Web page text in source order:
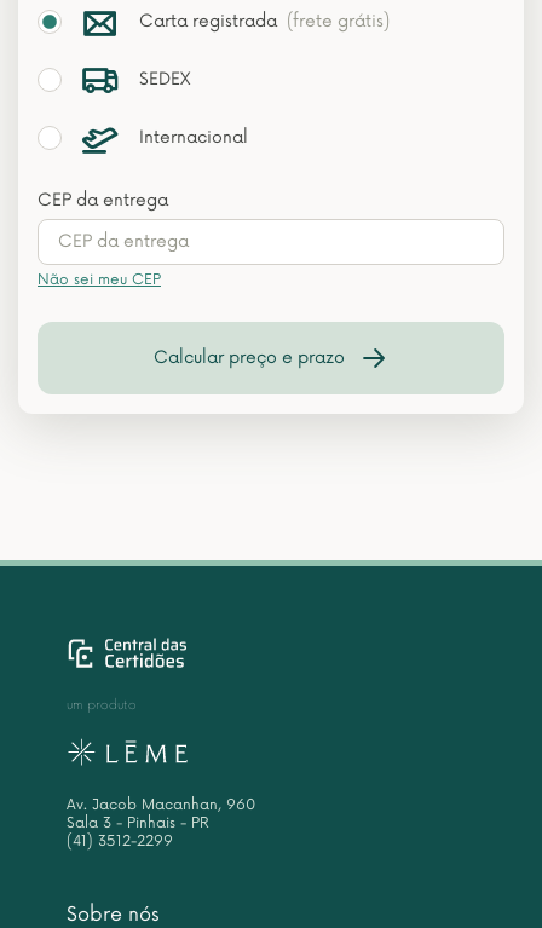
Carta registrada (frete grátis)
SEDEX
Internacional
CEP da entrega
Não sei meu CEP
Calcular preço e prazo
Sobre nós
um produto
Av. Jacob Macanhan, 960
Sala 3 - Pinhais - PR
(41) 3512-2299